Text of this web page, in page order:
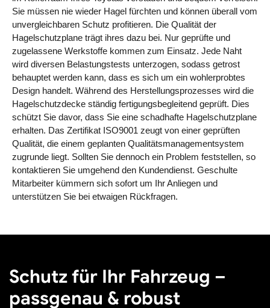
Sie müssen nie wieder Hagel fürchten und können überall vom
unvergleichbaren Schutz profitieren. Die Qualität der
Hagelschutzplane trägt ihres dazu bei. Nur geprüfte und
zugelassene Werkstoffe kommen zum Einsatz. Jede Naht
wird diversen Belastungstests unterzogen, sodass getrost
behauptet werden kann, dass es sich um ein wohlerprobtes
Design handelt. Während des Herstellungsprozesses wird die
Hagelschutzdecke ständig fertigungsbegleitend geprüft. Dies
schützt Sie davor, dass Sie eine schadhafte Hagelschutzplane
erhalten. Das Zertifikat ISO9001 zeugt von einer geprüften
Qualität, die einem geplanten Qualitätsmanagementsystem
zugrunde liegt. Sollten Sie dennoch ein Problem feststellen, so
kontaktieren Sie umgehend den Kundendienst. Geschulte
Mitarbeiter kümmern sich sofort um Ihr Anliegen und
unterstützen Sie bei etwaigen Rückfragen.
Schutz für Ihr Fahrzeug –
passgenau & robust